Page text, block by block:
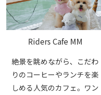
Riders Cafe MM
絶景を眺めながら、こだわ
りのコーヒーやランチを楽
しめる人気のカフェ。ワン